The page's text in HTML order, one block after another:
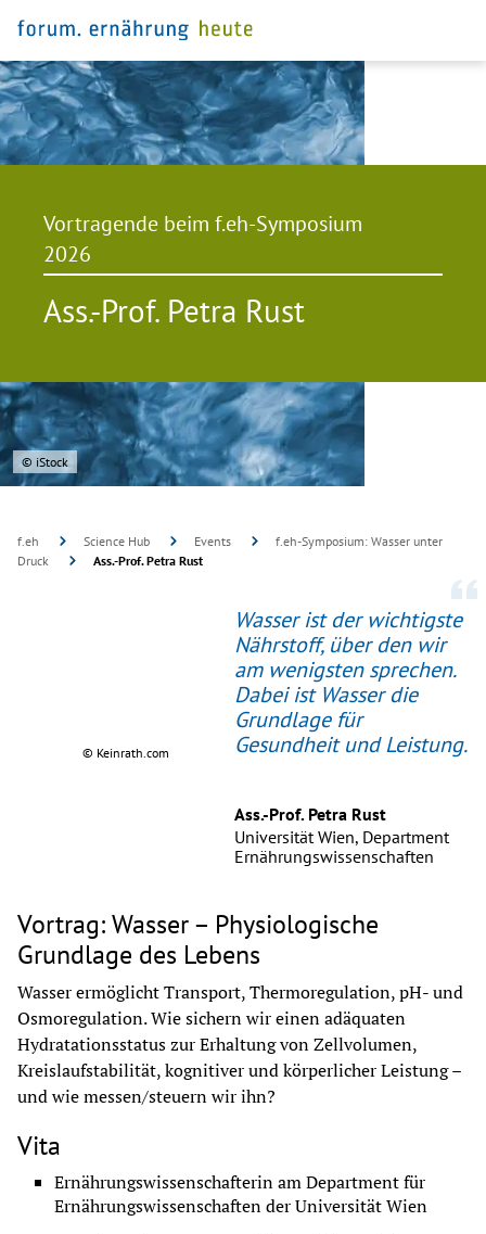
© iStock
Vortragende beim f.eh-Symposium
2026
Ass.-Prof. Petra Rust
f.eh Science Hub Events
f.eh-Symposium: Wasser unter
Druck
Ass.-Prof. Petra Rust
© Keinrath.com
Wasser ist der wichtigste
Nährstoff, über den wir
am wenigsten sprechen.
Dabei ist Wasser die
Grundlage für
Gesundheit und Leistung.
Ass.-Prof. Petra Rust
Universität Wien, Department
Ernährungswissenschaften
Vortrag: Wasser – Physiologische
Grundlage des Lebens
Wasser ermöglicht Transport, Thermoregulation, pH- und
Osmoregulation. Wie sichern wir einen adäquaten
Hydratationsstatus zur Erhaltung von Zellvolumen,
Kreislaufstabilität, kognitiver und körperlicher Leistung –
und wie messen/steuern wir ihn?
Vita
Ernährungswissenschafterin am Department für
Ernährungswissenschaften der Universität Wien